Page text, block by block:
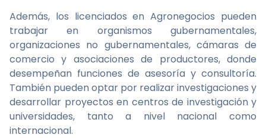
Además, los licenciados en Agronegocios pueden
trabajar en organismos gubernamentales,
organizaciones no gubernamentales, cámaras de
comercio y asociaciones de productores, donde
desempeñan funciones de asesoría y consultoría.
También pueden optar por realizar investigaciones y
desarrollar proyectos en centros de investigación y
universidades, tanto a nivel nacional como
internacional.